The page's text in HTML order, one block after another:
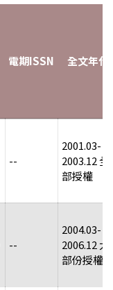
電期ISSN 全文年代
--
2001.03-
2003.12 全
部授權
--
2004.03-
2006.12 大
部份授權